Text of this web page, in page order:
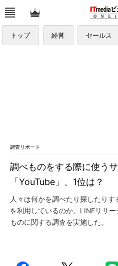
トップ 経営 セールス
調査リポート
調べものをする際に使う
「YouTube」、1位は？
人々は何かを調べたり探したり
を利用しているのか。LINEリサ
ものに関する調査を実施した。